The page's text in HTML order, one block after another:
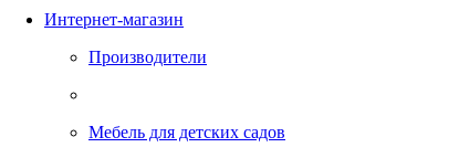
Интернет-магазин
Производители
Мебель для детских садов